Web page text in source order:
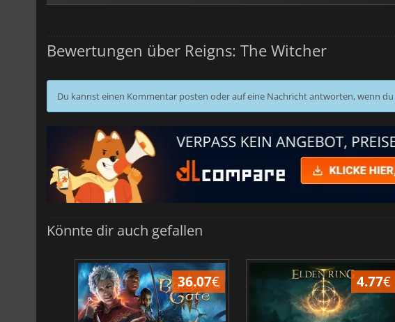
Bewertungen über Reigns: The Witcher
Du kannst einen Kommentar posten oder auf eine Nachricht antworten, wenn du
Könnte dir auch gefallen
36.07€ 4.77€